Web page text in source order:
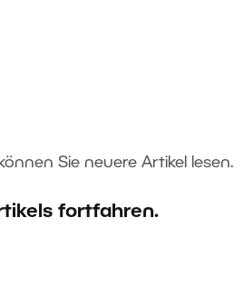
Sie neuere Artikel lesen.
fortfahren.